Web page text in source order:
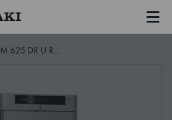
Baker M 625 DR U Refrigerator